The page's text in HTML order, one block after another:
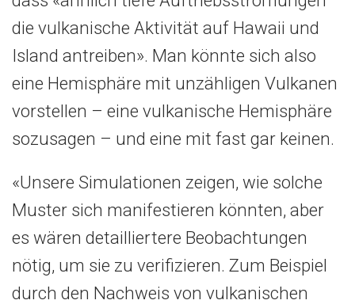
die vulkanische Aktivität auf Hawaii und
Island antreiben». Man könnte sich also
eine Hemisphäre mit unzähligen Vulkanen
vorstellen – eine vulkanische Hemisphäre
sozusagen – und eine mit fast gar keinen.
«Unsere Simulationen zeigen, wie solche
Muster sich manifestieren könnten, aber
es wären detailliertere Beobachtungen
nötig, um sie zu verifizieren. Zum Beispiel
durch den Nachweis von vulkanischen